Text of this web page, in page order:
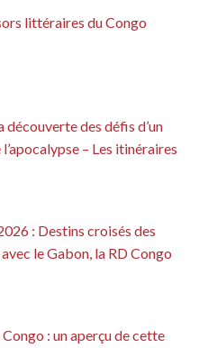
littéraires du Congo
découverte des défis d’un
– Les itinéraires
: Destins croisés des
le Gabon, la RD Congo
: un aperçu de cette